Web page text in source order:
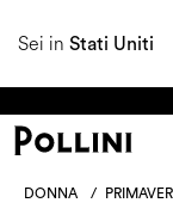
Sei in Stati Uniti
AUTUNNO/
DONNA /